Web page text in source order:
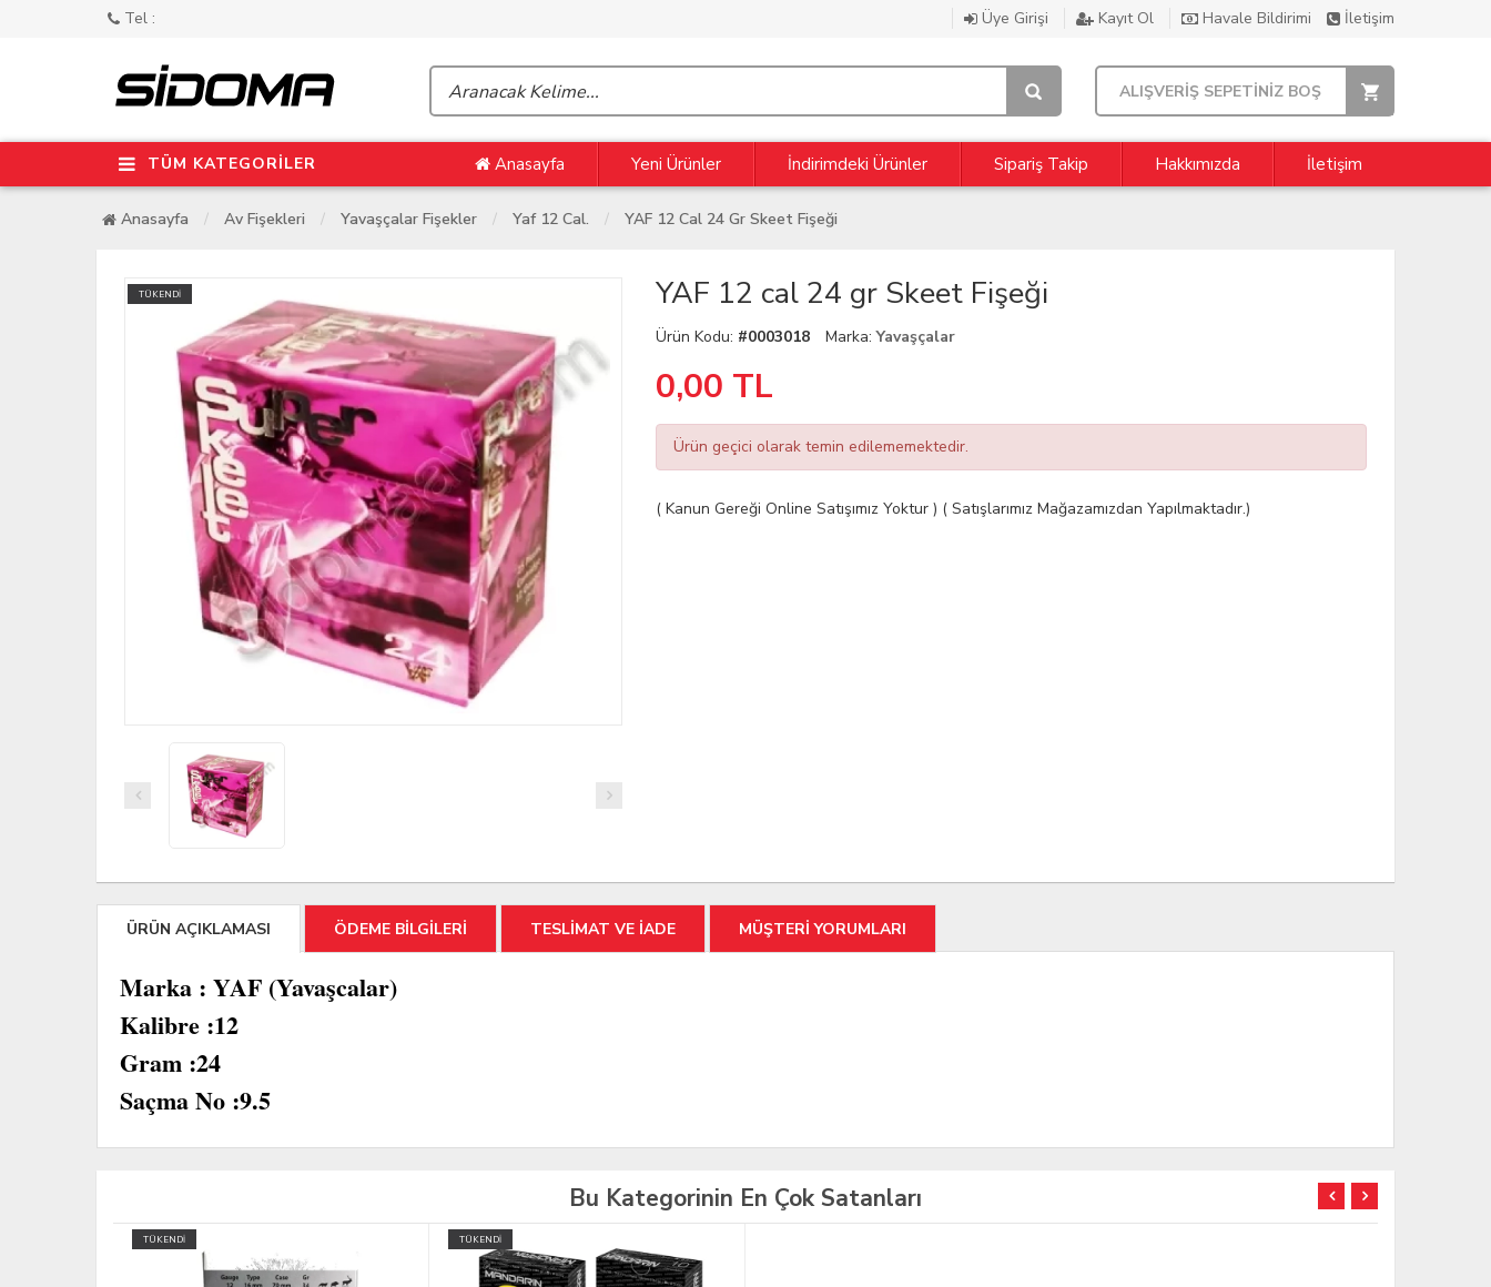
Tel : Üye Girişi Kayıt Ol Havale Bildirimi İletişim
ALIŞVERİŞ SEPETİNİZ BOŞ
TÜM KATEGORİLER Anasayfa Yeni Ürünler İndirimdeki Ürünler Sipariş Takip Hakkımızda İletişim
Anasayfa Av Fişekleri Yavaşçalar Fişekler Yaf 12 Cal. YAF 12 Cal 24 Gr Skeet Fişeği
TÜKENDİ YAF 12 cal 24 gr Skeet Fişeği
Ürün Kodu: #0003018 Marka:Yavaşçalar
0,00 TL
Ürün geçici olarak temin edilememektedir.
( Kanun Gereği Online Satışımız Yoktur ) ( Satışlarımız Mağazamızdan Yapılmaktadır.)
ÜRÜN AÇIKLAMASI ÖDEME BİLGİLERİ TESLİMAT VE İADE MÜŞTERİ YORUMLARI
Marka : YAF (Yavaşcalar)
Kalibre :12
Gram :24
Saçma No :9.5
Bu Kategorinin En Çok Satanları
TÜKENDİ TÜKENDİ